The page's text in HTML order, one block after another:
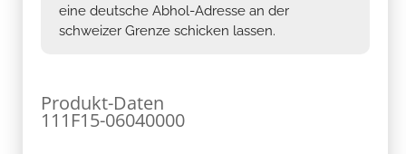
eine deutsche Abhol-Adresse an der
schweizer Grenze schicken lassen.
Produkt-Daten
111F15-06040000